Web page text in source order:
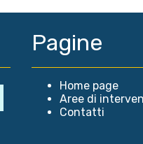
Pagine
Home page
Aree di
Contatti